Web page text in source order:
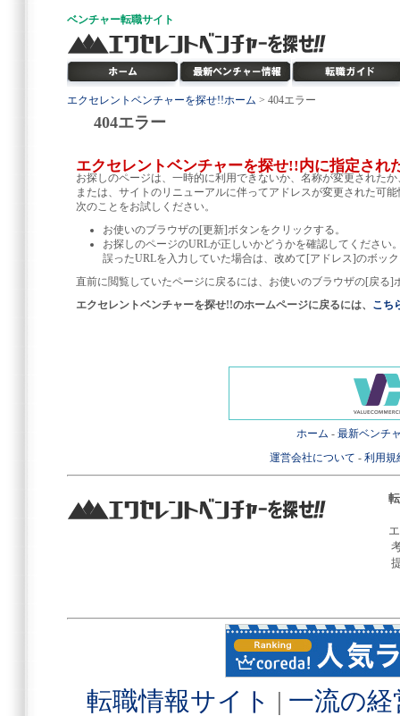
ベンチャー転職サイト
エクセレントベンチャーを探せ!!ホーム > 404エラー
404エラー
エクセレントベンチャーを探せ!!内に指定され
お探しのページは、一時的に利用できないか、名称が変更された
または、サイトのリニューアルに伴ってアドレスが変更された可
次のことをお試しください。
お使いのブラウザの[更新]ボタンをクリックする。
お探しのページのURLが正しいかどうかを確認してください
誤ったURLを入力していた場合は、改めて[アドレス]のボッ
直前に閲覧していたページに戻るには、お使いのブラウザの[戻る]
エクセレントベンチャーを探せ!!のホームページに戻るには、 こち
ホーム - 最新ベンチ
運営会社について - 利用規
転職情報サイト | 一流の